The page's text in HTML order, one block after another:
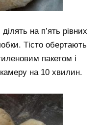
на п’ять рівних
Тісто обертають
пакетом і
на 10 хвилин.